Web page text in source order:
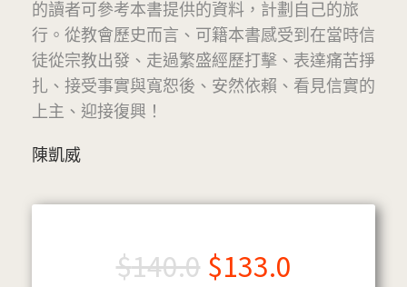
的讀者可參考本書提供的資料，計劃自己的旅
行。從教會歷史而言、可籍本書感受到在當時信
徒從宗教出發、走過繁盛經歷打擊、表達痛苦掙
扎、接受事實與寬恕後、安然依賴、看見信實的
上主、迎接復興！
陳凱威
$140.0 $133.0